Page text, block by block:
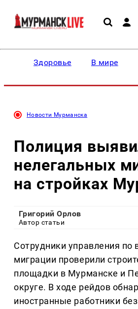
Здоровье В мире
Новости Мурманска
Полиция
нелегальных
на стройках
Григорий Орлов
Автор статьи
Сотрудники управления по
миграции проверили
площадки в Мурманске и
округе. В ходе рейдов
иностранные работники